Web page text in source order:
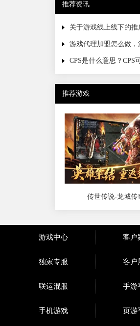
推荐资讯
关于游戏线上线下的推
游戏代理加盟怎么做，
CPS是什么意思？CPS
推荐游戏
传世传说-龙城传
游戏中心
独家专服
联运混服
手机游戏
客户
客户
手游
页游